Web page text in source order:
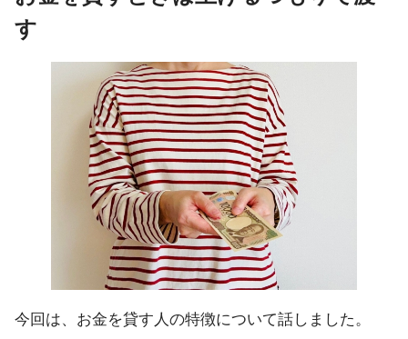
す
今回は、お金を貸す人の特徴について話しました。